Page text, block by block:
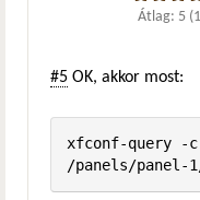
Átlag: 5 (1
#5 OK, akkor most:
xfconf-query -
/panels/panel-